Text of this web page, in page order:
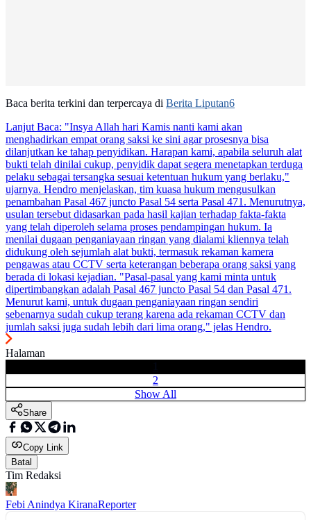
Baca berita terkini dan terpercaya di Berita Liputan6
Lanjut Baca: "Insya Allah hari Kamis nanti kami akan
menghadirkan empat orang saksi ke sini agar prosesnya bisa
dilanjutkan ke tahap penyidikan. Harapan kami, apabila seluruh alat
bukti telah dinilai cukup, penyidik dapat segera menetapkan terduga
pelaku sebagai tersangka sesuai ketentuan hukum yang berlaku,"
ujarnya. Hendro menjelaskan, tim kuasa hukum mengusulkan
penambahan Pasal 467 juncto Pasal 54 serta Pasal 471. Menurutnya,
usulan tersebut didasarkan pada hasil kajian terhadap fakta-fakta
yang telah diperoleh selama proses pendampingan hukum. Ia
menilai dugaan penganiayaan ringan yang dialami kliennya telah
didukung oleh sejumlah alat bukti, termasuk rekaman kamera
pengawas atau CCTV serta keterangan beberapa orang saksi yang
berada di lokasi kejadian. "Pasal-pasal yang kami minta untuk
dipertimbangkan adalah Pasal 467 juncto Pasal 54 dan Pasal 471.
Menurut kami, untuk dugaan penganiayaan ringan sendiri
sebenarnya sudah cukup terang karena ada rekaman CCTV dan
jumlah saksi juga sudah lebih dari lima orang," jelas Hendro.
Halaman
2
Show All
Share
Copy Link
Batal
Tim Redaksi
Febi Anindya KiranaReporter